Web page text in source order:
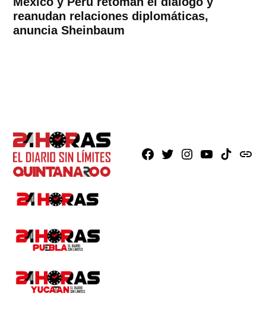
reanudan relaciones diplomáticas,
anuncia Sheinbaum
Facebook
X Instagram
YoutubeTikTokissuu